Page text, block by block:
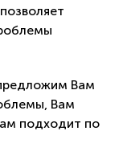
Вам
Вам
подходит по